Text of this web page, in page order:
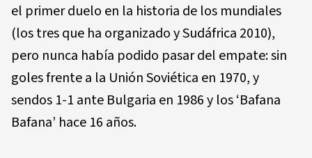
el primer duelo en la historia de los mundiales
(los tres que ha organizado y Sudáfrica 2010),
pero nunca había podido pasar del empate: sin
goles frente a la Unión Soviética en 1970, y
sendos 1-1 ante Bulgaria en 1986 y los ‘Bafana
Bafana’ hace 16 años.